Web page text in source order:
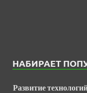
НАБИРАЕТ
Развитие